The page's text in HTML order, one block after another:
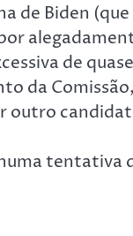
de Biden
de
da
outro